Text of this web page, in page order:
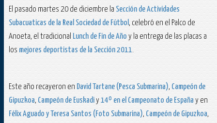
El pasado martes 20 de diciembre la Sección de Actividades
Subacuaticas de la Real Sociedad de Fútbol , celebró en el Palco de
Anoeta, el tradicional Lunch de Fin de Año y la entrega de las placas a
los mejores deportistas de la Sección 2011.
Este año recayeron en David Tartane (Pesca Submarina), Campeón de
Gipuzkoa, Campeón de Euskadiy14º en el Campeonato de España y en
Félix Aguado y Teresa Santos (Foto Submarina), Campeón de Gipuzkoa,